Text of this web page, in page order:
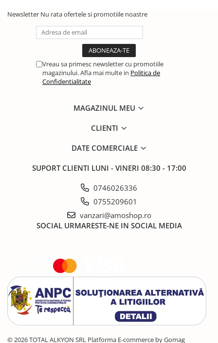
Newsletter Nu rata ofertele si promotiile noastre
Vreau sa primesc newsletter cu promotiile
magazinului. Afla mai multe in Politica de
Confidentialitate
MAGAZINUL MEU
CLIENTI
DATE COMERCIALE
SUPORT CLIENTI LUNI - VINERI 08:30 - 17:00
0746026336
0755209601
vanzari@amoshop.ro
SOCIAL URMARESTE-NE IN SOCIAL MEDIA
© 2026 TOTAL ALKYON SRL Platforma E-commerce by Gomag